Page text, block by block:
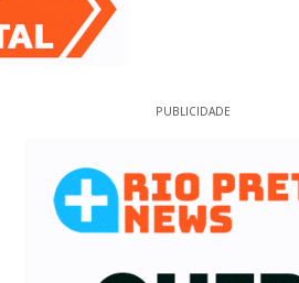
PUBLICIDADE